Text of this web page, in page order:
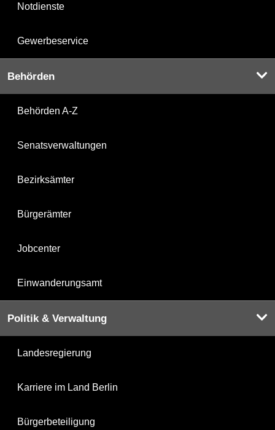
Notdienste
Gewerbeservice
Behörden
Behörden A-Z
Senatsverwaltungen
Bezirksämter
Bürgerämter
Jobcenter
Einwanderungsamt
Politik & Verwaltung
Landesregierung
Karriere im Land Berlin
Bürgerbeteiligung